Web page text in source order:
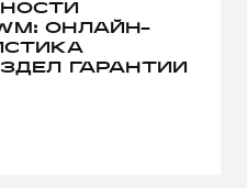
ОНЛАЙН-
ГАРАНТИИ